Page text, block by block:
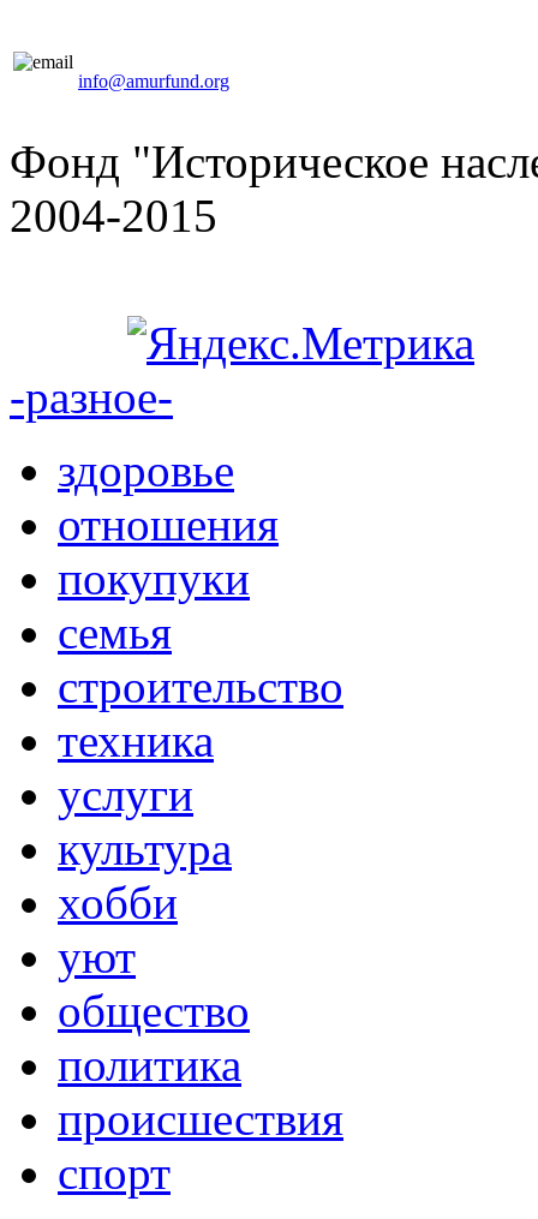
info@amurfund.org
Фонд "Историческое
2004-2015
-разное-
здоровье
отношения
покупуки
семья
строительство
техника
услуги
культура
хобби
уют
общество
политика
происшествия
спорт